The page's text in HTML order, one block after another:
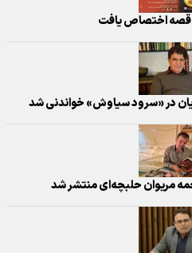
اختصاص یافت
در «سرود سیاوش» خواندنی شد
مریوان حلبچه‌ای منتشر شد